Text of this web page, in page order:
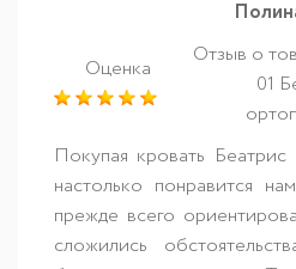
Оценка
Отзыв о
01
Покупая кровать
настолько понравится
прежде всего
сложились